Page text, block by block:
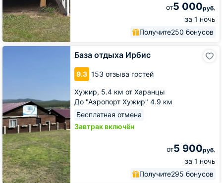
от5 000руб.
за 1 ночь
Получите250 бонусов
База отдыха Ирбис
9.3 153 отзыва гостей
Хужир, 5.4 км от Харанцы
До "Аэропорт Хужир" 4.9 км
Бесплатная отмена
Завтрак включён
от5 900руб.
за 1 ночь
Получите295 бонусов
База